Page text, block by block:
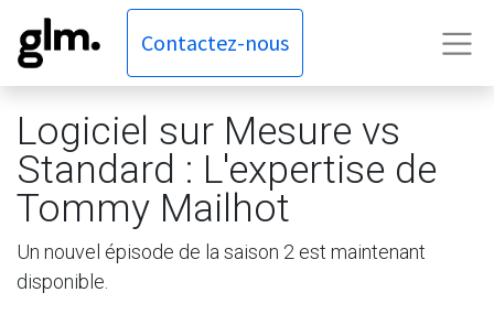
Contactez-nous
Logiciel sur Mesure vs
Standard : L'expertise de
Tommy Mailhot
Un nouvel épisode de la saison 2 est maintenant
disponible.